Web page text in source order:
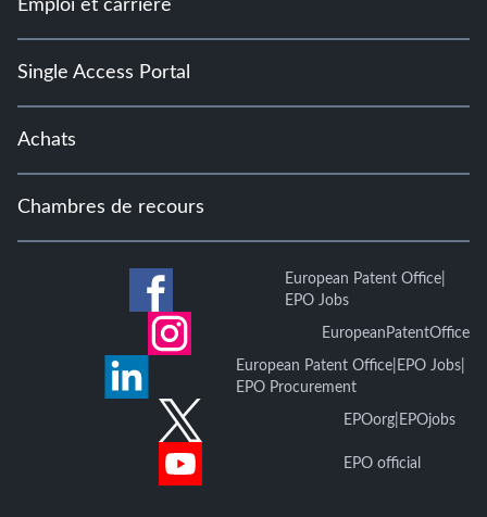
Emploi et carrière
Single Access Portal
Achats
Chambres de recours
European Patent Office
EPO Jobs
EuropeanPatentOffice
European Patent Office| EPO Jobs|
EPO Procurement
EPOorg EPOjobs
EPO official